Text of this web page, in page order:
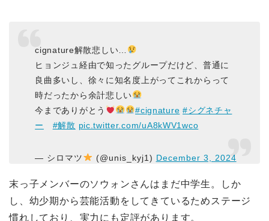
cignature解散悲しい…
ヒョンジュ経由で知ったグループだけど、普通に
良曲多いし、徐々に知名度上がってこれからって
時だったから余計悲しい
今までありがとう
#cignature #シグネチャ
ー
#解散 pic.twitter.com/uA8kWV1wco
— シロマツ (@unis_kyj1) December 3, 2024
末っ子メンバーのソウォンさんはまだ中学生。しか
し、幼少期から芸能活動をしてきているためステージ
慣れしており、実力にも定評があります。